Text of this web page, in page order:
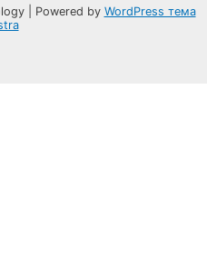
| Powered by WordPress тема